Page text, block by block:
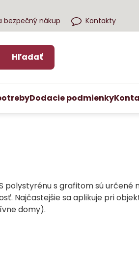
bezpečný nákup Kontakty
Hľadať
Dodacie podmienky
polystyrénu s grafitom sú
Najčastejšie sa aplikuje pri
domy).